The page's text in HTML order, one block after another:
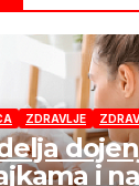
ZDRAVLJE
i